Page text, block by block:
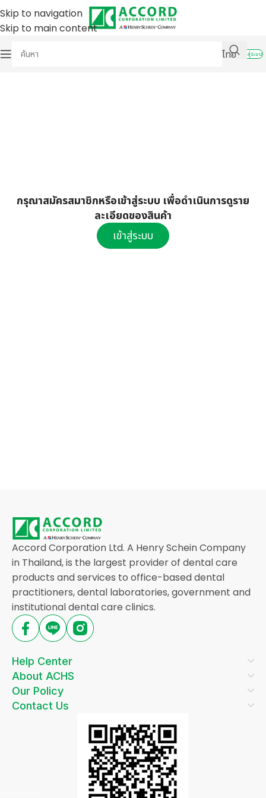
Skip to navigation
Skip to main content
ไทย
เข้าสู่ระบบ
กรุณาสมัครสมาชิกหรือเข้าสู่ระบบ เพื่อดำเนินการดูราย
ละเอียดของสินค้า
เข้าสู่ระบบ
Accord Corporation Ltd. A Henry Schein Company
in Thailand, is the largest provider of dental care
products and services to office-based dental
practitioners, dental laboratories, government and
institutional dental care clinics.
Help Center
About ACHS
Our Policy
Contact Us